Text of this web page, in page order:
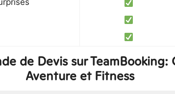
de Devis sur TeamBooking:
Aventure et Fitness